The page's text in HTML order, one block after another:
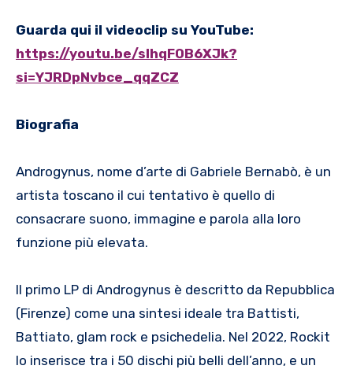
Guarda qui il videoclip su YouTube:
https://youtu.be/slhqF0B6XJk?
si=YJRDpNvbce_qqZCZ
Biografia
Androgynus, nome d’arte di Gabriele Bernabò, è un
artista toscano il cui tentativo è quello di
consacrare suono, immagine e parola alla loro
funzione più elevata.
Il primo LP di Androgynus è descritto da Repubblica
(Firenze) come una sintesi ideale tra Battisti,
Battiato, glam rock e psichedelia. Nel 2022, Rockit
lo inserisce tra i 50 dischi più belli dell’anno, e un